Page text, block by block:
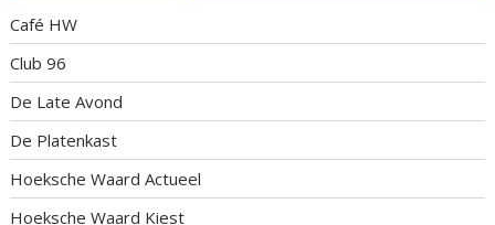
Café HW
Club 96
De Late Avond
De Platenkast
Hoeksche Waard Actueel
Hoeksche Waard Kiest